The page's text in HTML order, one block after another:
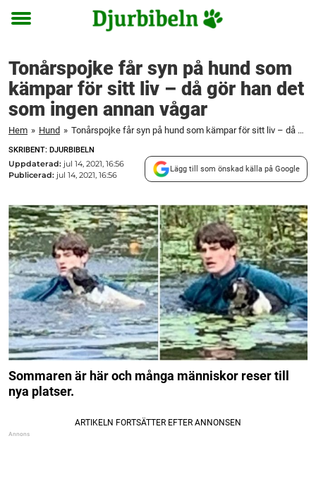
Toggle
Tonårspojke får syn på hund som
kämpar för sitt liv – då gör han det
som ingen annan vågar
Hem » Hund » Tonårspojke får syn på hund som kämpar för sitt liv – då gör han det som ingen annan vågar
SKRIBENT: DJURBIBELN
Uppdaterad: jul 14, 2021, 16:56
Publicerad: jul 14, 2021, 16:56
Lägg till som önskad källa på Google
Sommaren är här och många människor reser till
nya platser.